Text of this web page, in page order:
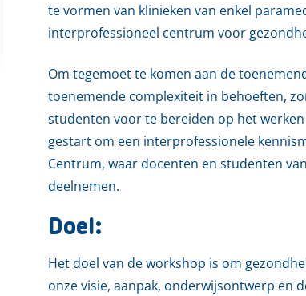
te vormen van klinieken van enkel
interprofessioneel centrum voor
Om tegemoet te komen aan de
toenemende complexiteit in behoeften,
studenten voor te bereiden op het
gestart om een ​​interprofessionele
Centrum, waar docenten en studenten
deelnemen.
Doel:
Het doel van de workshop is om
onze visie, aanpak, onderwijsontwerp en